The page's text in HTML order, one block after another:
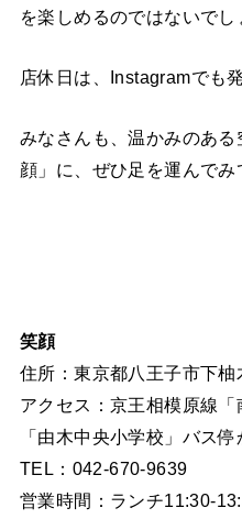
を楽しめるのではないでし
店休日は、Instagramでも
みなさんも、温かみのあ
顔」に、ぜひ足を運んでみ
笑顔
住所：東京都八王子市下柚
アクセス：京王相模原線「
「由木中央小学校」バス
TEL：042-670-9639
営業時間：ランチ11:30-